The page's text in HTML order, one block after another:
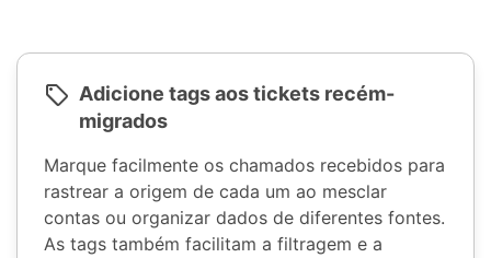
Adicione tags aos tickets recém-
migrados
Marque facilmente os chamados recebidos para
rastrear a origem de cada um ao mesclar
contas ou organizar dados de diferentes fontes.
As tags também facilitam a filtragem e a